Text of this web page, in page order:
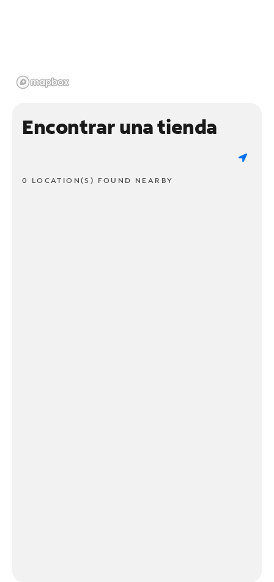
Encontrar una tienda
0 LOCATION(S) FOUND NEARBY